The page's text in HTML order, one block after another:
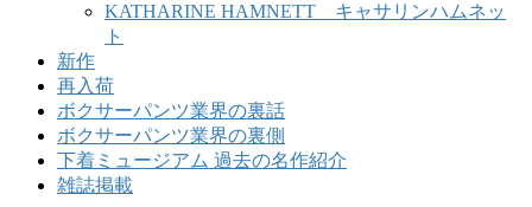
KATHARINE HAMNETT キャサリンハムネッ
ト
新作
再入荷
ボクサーパンツ業界の裏話
ボクサーパンツ業界の裏側
下着ミュージアム 過去の名作紹介
雑誌掲載